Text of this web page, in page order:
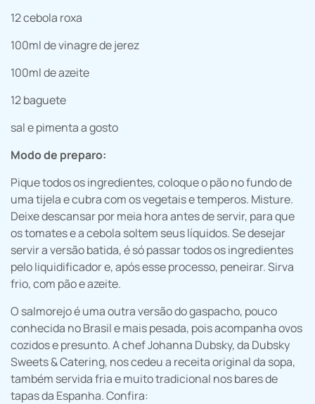
12 cebola roxa
100ml de vinagre de jerez
100ml de azeite
12 baguete
sal e pimenta a gosto
Modo de preparo:
Pique todos os ingredientes, coloque o pão no fundo de
uma tijela e cubra com os vegetais e temperos. Misture.
Deixe descansar por meia hora antes de servir, para que
os tomates e a cebola soltem seus líquidos. Se desejar
servir a versão batida, é só passar todos os ingredientes
pelo liquidificador e, após esse processo, peneirar. Sirva
frio, com pão e azeite.
O salmorejoé uma outra versão do gaspacho, pouco
conhecida no Brasil e mais pesada, pois acompanha ovos
cozidos e presunto. A chef Johanna Dubsky, da Dubsky
Sweets & Catering, nos cedeu a receita original da sopa,
também servida fria e muito tradicional nos bares de
tapas da Espanha. Confira: